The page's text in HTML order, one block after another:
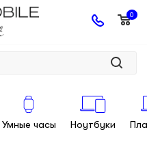
0
Умные часы Ноутбуки